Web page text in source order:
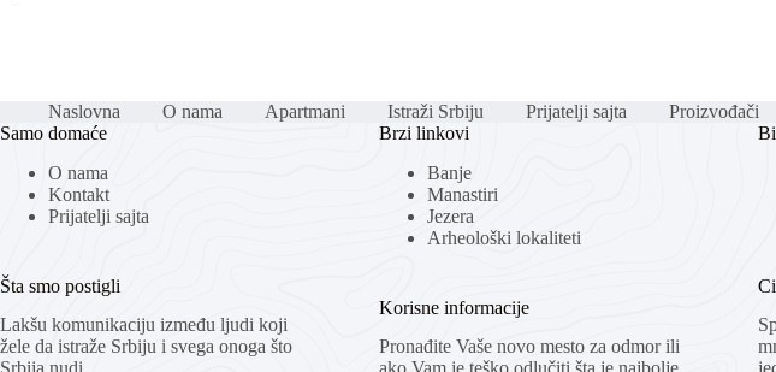
Naslovna O nama Apartmani Istraži Srbiju Prijatelji sajta Proizvođači
Samo domaće
O nama
Kontakt
Prijatelji sajta
Šta smo postigli
Lakšu komunikaciju između ljudi koji
žele da istraže Srbiju i svega onoga što
Brzi linkovi
Banje
Manastiri
Jezera
Arheološki lokaliteti
Korisne informacije
Pronađite Vaše novo mesto za odmor ili